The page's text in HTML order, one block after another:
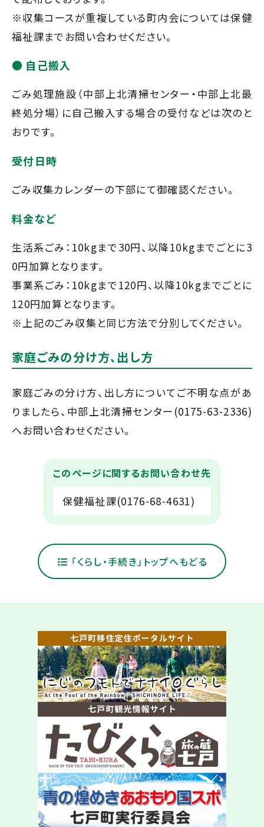
※収集コースが重複している町内会については保健
福祉課までお問い合わせください。
自己搬入
ごみ処理施設（中部上北清掃センター・中部上北最
終処分場）に自己搬入する場合の受付などは次のと
おりです。
受付日時
ごみ収集カレンダーの下部にて御確認ください。
料金など
生活系ごみ：10kgまで30円、以降10kgまでごとに3
0円加算となります。
事業系ごみ：10kgまで120円、以降10kgまでごとに
120円加算となります。
※上記のごみ収集と同じ方法で分別してください。
家庭ごみの分け方、出し方
家庭ごみの分け方、出し方についてご不明な点があ
りましたら、中部上北清掃センター(0175-63-2336)
へお問い合わせください。
このページに関するお問い合わせ先
保健福祉課(0176-68-4631)
「くらし・手続き」トップへもどる